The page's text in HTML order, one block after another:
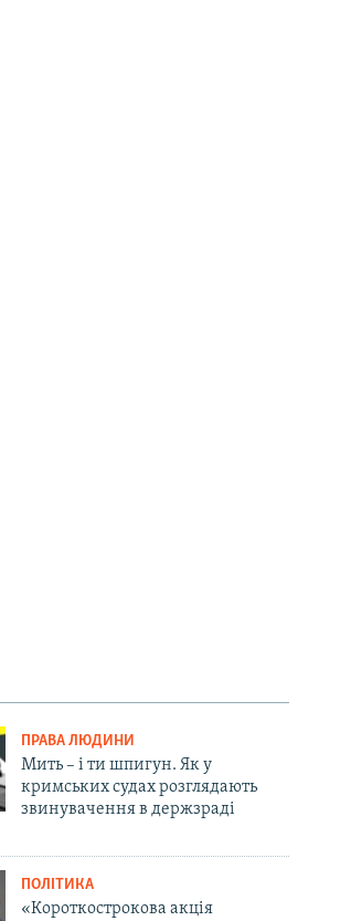
ПРАВА ЛЮДИНИ
Мить – і ти шпигун. Як у
кримських судах розглядають
звинувачення в держзраді
ПОЛІТИКА
«Короткострокова акція